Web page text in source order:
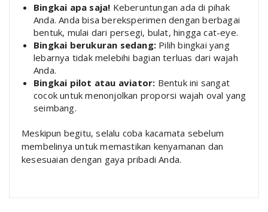
Bingkai apa saja! Keberuntungan ada di pihak
Anda. Anda bisa bereksperimen dengan berbagai
bentuk, mulai dari persegi, bulat, hingga cat-eye.
Bingkai berukuran sedang: Pilih bingkai yang
lebarnya tidak melebihi bagian terluas dari wajah
Anda.
Bingkai pilot atau aviator: Bentuk ini sangat
cocok untuk menonjolkan proporsi wajah oval yang
seimbang.
Meskipun begitu, selalu coba kacamata sebelum
membelinya untuk memastikan kenyamanan dan
kesesuaian dengan gaya pribadi Anda.